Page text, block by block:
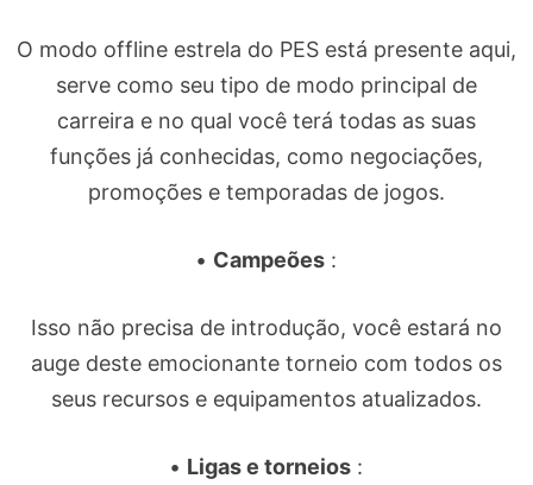
O modo offline estrela do PES está presente aqui,
serve como seu tipo de modo principal de
carreira e no qual você terá todas as suas
funções já conhecidas, como negociações,
promoções e temporadas de jogos.
• Campeões :
Isso não precisa de introdução, você estará no
auge deste emocionante torneio com todos os
seus recursos e equipamentos atualizados.
• Ligas e torneios :